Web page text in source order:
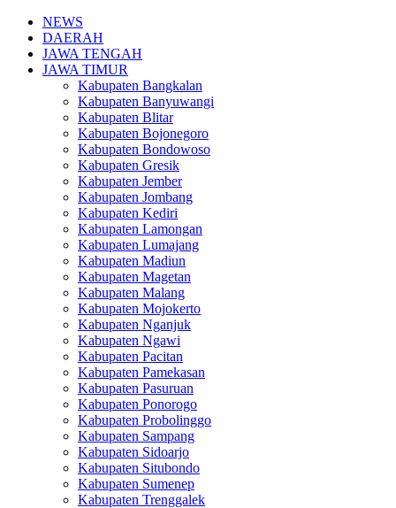
NEWS
DAERAH
JAWA TENGAH
JAWA TIMUR
Kabupaten Bangkalan
Kabupaten Banyuwangi
Kabupaten Blitar
Kabupaten Bojonegoro
Kabupaten Bondowoso
Kabupaten Gresik
Kabupaten Jember
Kabupaten Jombang
Kabupaten Kediri
Kabupaten Lamongan
Kabupaten Lumajang
Kabupaten Madiun
Kabupaten Magetan
Kabupaten Malang
Kabupaten Mojokerto
Kabupaten Nganjuk
Kabupaten Ngawi
Kabupaten Pacitan
Kabupaten Pamekasan
Kabupaten Pasuruan
Kabupaten Ponorogo
Kabupaten Probolinggo
Kabupaten Sampang
Kabupaten Sidoarjo
Kabupaten Situbondo
Kabupaten Sumenep
Kabupaten Trenggalek